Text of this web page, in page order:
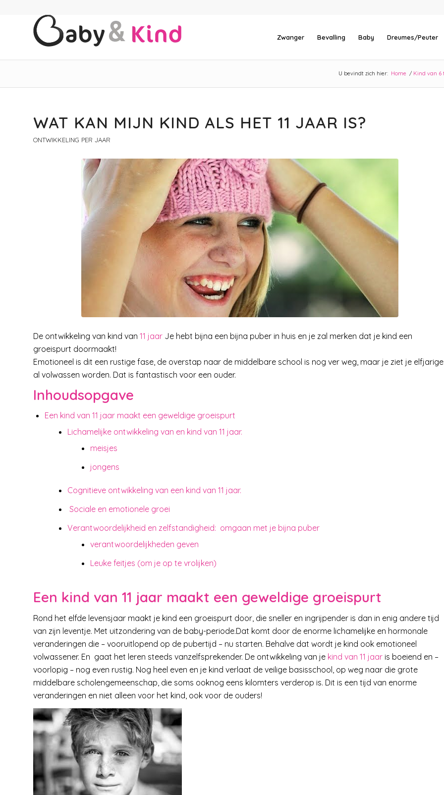
Zwanger Bevalling Baby Dreumes/Peuter
U bevindt zich hier: Home / Kind van 6
WAT KAN MIJN KIND ALS HET 11 JAAR IS?
ONTWIKKELING PER JAAR
De ontwikkeling van kind van 11 jaar Je hebt bijna een bijna puber in huis en je zal merken dat je kind een
groeispurt doormaakt!
Emotioneel is dit een rustige fase, de overstap naar de middelbare school is nog ver weg, maar je ziet je elfjarige
al volwassen worden. Dat is fantastisch voor een ouder.
Inhoudsopgave
Een kind van 11 jaar maakt een geweldige groeispurt
Lichamelijke ontwikkeling van en kind van 11 jaar.
meisjes
jongens
Cognitieve ontwikkeling van een kind van 11 jaar.
Sociale en emotionele groei
Verantwoordelijkheid en zelfstandigheid: omgaan met je bijna puber
verantwoordelijkheden geven
Leuke feitjes (om je op te vrolijken)
Een kind van 11 jaar maakt een geweldige groeispurt
Rond het elfde levensjaar maakt je kind een groeispurt door, die sneller en ingrijpender is dan in enig andere tijd
van zijn leventje. Met uitzondering van de baby-periode.Dat komt door de enorme lichamelijke en hormonale
veranderingen die – vooruitlopend op de pubertijd – nu starten. Behalve dat wordt je kind ook emotioneel
volwassener. En gaat het leren steeds vanzelfsprekender. De ontwikkeling van je kind van 11 jaar is boeiend en –
voorlopig – nog even rustig. Nog heel even en je kind verlaat de veilige basisschool, op weg naar die grote
middelbare scholengemeenschap, die soms ooknog eens kilomters verderop is. Dit is een tijd van enorme
veranderingen en niet alleen voor het kind, ook voor de ouders!